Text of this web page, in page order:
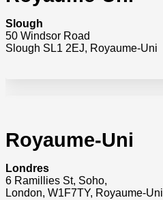
Slough
50 Windsor Road
Slough SL1 2EJ, Royaume-Uni
Royaume-Uni
Londres
6 Ramillies St, Soho,
London, W1F7TY, Royaume-Uni